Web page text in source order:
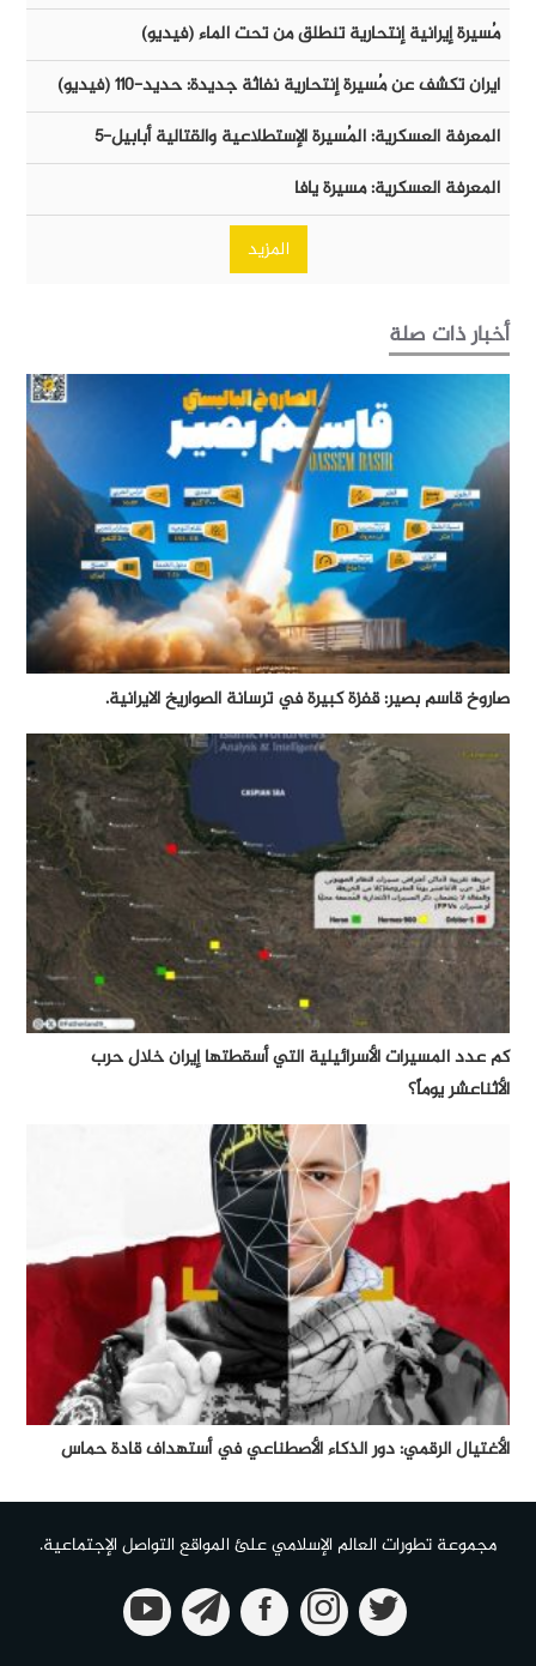
مُسيرة إيرانية إنتحارية تنطلق من تحت الماء (فيديو)
ايران تكشف عن مُسيرة إنتحارية نفاثة جديدة: حديد-١١٠ (فيديو)
المعرفة العسكرية: المُسيرة الإستطلاعية والقتالية أبابيل-٥
المعرفة العسكرية: مسيرة يافا
المزيد
أخبار ذات صلة
صاروخ قاسم بصير: قفزة كبيرة في ترسانة الصواريخ الايرانية.
كم عدد المسيرات الأسرائيلية التي أسقطتها إيران خلال حرب
الأثناعشر يوماً؟
الأغتيال الرقمي: دور الذكاء الأصطناعي في أستهداف قادة حماس
مجموعة تطورات العالم الإسلامي علئ المواقع التواصل الإجتماعية.